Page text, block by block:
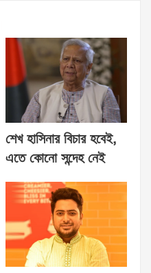
শেখ হাসিনার বিচার হবেই,
এতে কোনো সন্দেহ নেই